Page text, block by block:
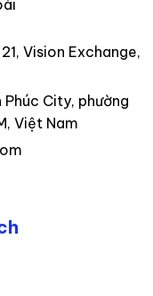
Vision Exchange,
City, phường
Việt Nam